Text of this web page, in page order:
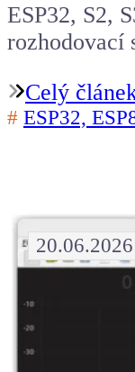
ESP32, S2,
rozhodovací
Celý
# ESP32,
20.06.2026